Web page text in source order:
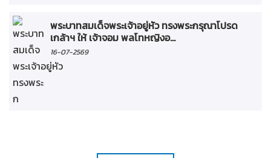
พระบาทสมเด็จพระเจ้าอยู่หัว ทรงพระกรุณาโปรด
เกล้าฯ ให้ เจ้าจอม พลโทหญิงอ...
16-07-2569